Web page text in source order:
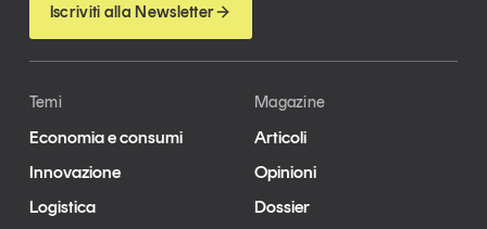
Iscriviti alla Newsletter
Temi
Economia e consumi
Innovazione
Logistica
Magazine
Articoli
Opinioni
Dossier